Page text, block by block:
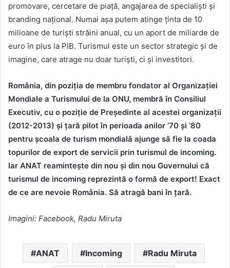
promovare, cercetare de piață, angajarea de specialiști și
branding național. Numai așa putem atinge ținta de 10
milioane de turiști străini anual, cu un aport de miliarde de
euro în plus la PIB. Turismul este un sector strategic și de
imagine, care atrage nu doar turiști, ci și investitori.
România, din poziția de membru fondator al Organizației
Mondiale a Turismului de la ONU, membră în Consiliul
Executiv, cu o poziție de Președinte al acestei organizații
(2012-2013) și țară pilot în perioada anilor ’70 și ‘80
pentru școala de turism mondială ajunge să fie la coada
topurilor de export de servicii prin turismul de incoming.
Iar ANAT reamintește din nou și din nou Guvernului că
turismul de incoming reprezintă o formă de export! Exact
de ce are nevoie România. Să atragă bani în țară.
Imagini: Facebook, Radu Miruta
ANAT Incoming Radu Miruta